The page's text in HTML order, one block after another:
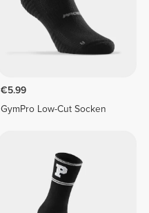
€5.99
GymPro Low-Cut Socken